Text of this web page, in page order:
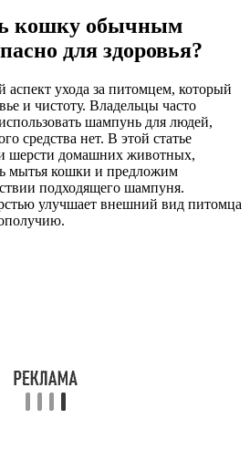
кошку обычным
для здоровья?
ухода за питомцем, который
и чистоту. Владельцы часто
шампунь для людей,
средства нет. В этой статье
шерсти домашних животных,
мытья кошки и предложим
подходящего шампуня.
улучшает внешний вид питомца